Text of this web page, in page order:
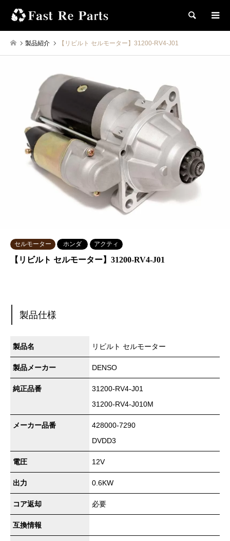
検索
製品紹介 【リビルト セルモーター】31200-RV4-J01
セルモーター ホンダ アクティ
【リビルト セルモーター】31200-RV4-J01
製品仕様
製品名 リビルト セルモーター
製品メーカー DENSO
純正品番
31200-RV4-J01
31200-RV4-J010M
メーカー品番
428000-7290
DVDD3
電圧 12V
出力 0.6KW
コア返却 必要
互換情報